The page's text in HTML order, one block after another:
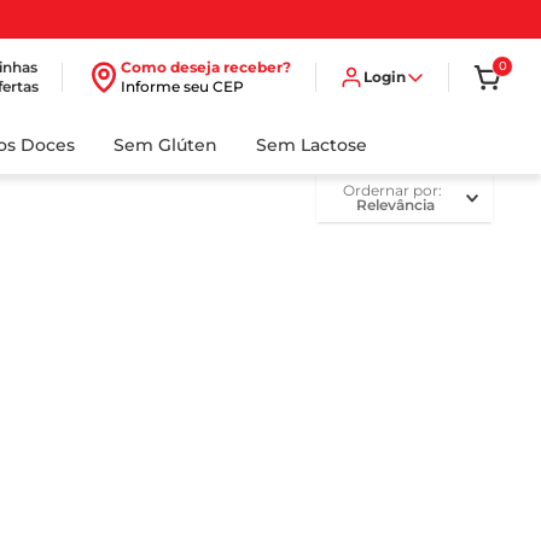
Como deseja receber?
Informe seu CEP
Login
0
Doces Sem Glúten Sem Lactose
ordernar por
Relevância